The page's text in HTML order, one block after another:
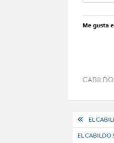
Me gusta
de
EL
EL CABILDO